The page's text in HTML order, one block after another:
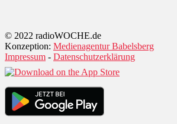
© 2022 radioWOCHE.de
Konzeption: Medienagentur Babelsberg
Impressum - Datenschutzerklärung